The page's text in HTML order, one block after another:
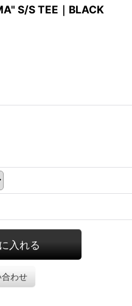
S/S TEE｜BLACK
入れる
わせ